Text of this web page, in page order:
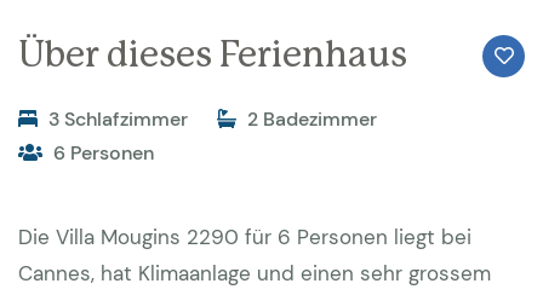
Über dieses Ferienhaus
3 Schlafzimmer
2 Badezimmer
6 Personen
Die Villa Mougins 2290 für 6 Personen liegt bei
Cannes, hat Klimaanlage und einen sehr grossem